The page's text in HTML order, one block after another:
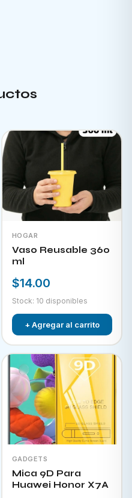
HOGAR
Vaso Reusable 360
ml
$14.00
Stock: 10 disponibles
+ Agregar al carrito
GADGETS
Mica 9D Para
Huawei Honor X7A